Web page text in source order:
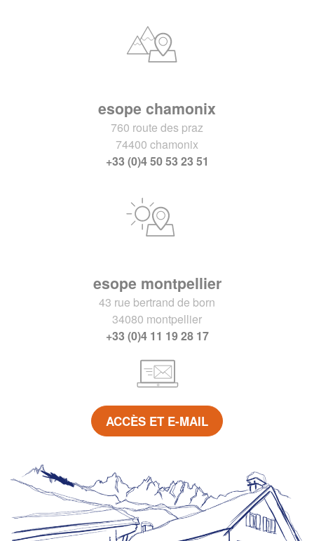
esope chamonix
760 route des praz
74400 chamonix
+33 (0)4 50 53 23 51
esope montpellier
43 rue bertrand de born
34080 montpellier
+33 (0)4 11 19 28 17
ACCÈS ET E-MAIL